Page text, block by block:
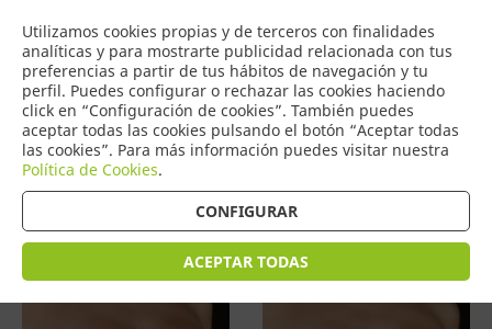
Utilizamos cookies propias y de terceros con finalidades
analíticas y para mostrarte publicidad relacionada con tus
preferencias a partir de tus hábitos de navegación y tu
perfil. Puedes configurar o rechazar las cookies haciendo
click en “Configuración de cookies”. También puedes
aceptar todas las cookies pulsando el botón “Aceptar todas
las cookies”. Para más información puedes visitar nuestra
Política de Cookies.
CONFIGURAR
ACEPTAR TODAS
0
COMERCIO
DE TORRIJOS
Productos (4601)
Ordenar por precio